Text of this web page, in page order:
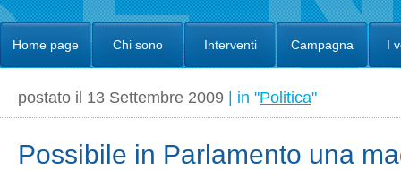
Home page Chi sono Interventi Campagna I
postato il 13 Settembre 2009 | in "Politica"
Possibile in Parlamento una